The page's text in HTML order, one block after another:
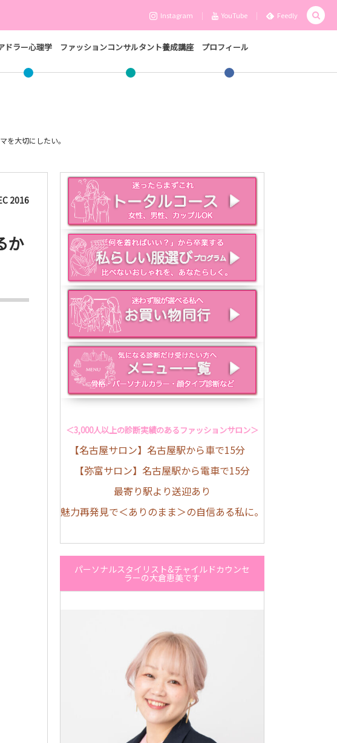
Instagram YouTube Feedly
ドラー心理学 ファッションコンサルタント養成講座 プロフィール
を大切にしたい。
2016
か
＜3,000人以上の診断実績のあるファッションサロン＞
【名古屋サロン】名古屋駅から車で15分
【弥富サロン】名古屋駅から電車で15分
最寄り駅より送迎あり
魅力再発見で＜ありのまま＞の自信ある私に。
パーソナルスタイリスト&チャイルドカウンセ
ラーの大倉恵美です